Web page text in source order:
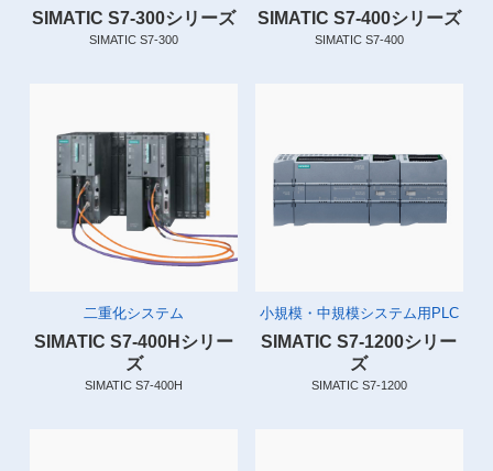
SIMATIC S7-300シリーズ
SIMATIC S7-300
SIMATIC S7-400シリーズ
SIMATIC S7-400
二重化システム
SIMATIC S7-400Hシリー
ズ
SIMATIC S7-400H
小規模・中規模システム用PLC
SIMATIC S7-1200シリー
ズ
SIMATIC S7-1200